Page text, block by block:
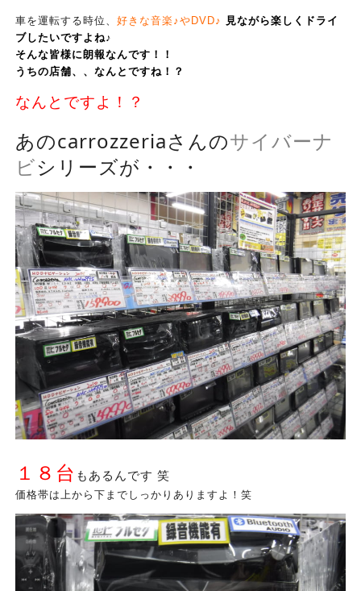
車を運転する時位、
好きな音楽♪や DVD♪ 見ながら楽しくドライ
ブしたいですよね♪
そんな皆様に朗報なんです！！
うちの店舗、、なんとですね！？
なんとですよ！？
あのcarrozzeriaさんのサイバーナ
ビシリーズが・・・
１８台 もあるんです 笑
価格帯は上から下までしっかりありますよ！笑